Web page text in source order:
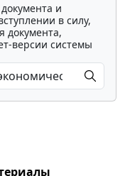
и
в силу,
документа,
версии системы